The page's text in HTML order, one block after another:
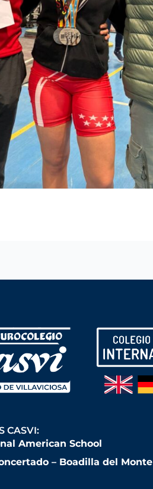
CASVI:
American School
– Boadilla del Monte